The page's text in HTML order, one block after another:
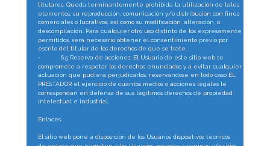
titulares. Queda terminantemente prohibida la utilización de tales
elementos, su reproducción, comunicación y/o distribución con fines
comerciales o lucrativos, así como su modificación, alteración, o
descompilación. Para cualquier otro uso distinto de los expresamente
permitidos, será necesario obtener el consentimiento previo por
escrito del titular de los derechos de que se trate.
•
6.5 Reserva de acciones: El Usuario de este sitio web se
compromete a respetar los derechos enunciados y a evitar cualquier
actuación que pudiera perjudicarlos, reservándose en todo caso EL
PRESTADOR el ejercicio de cuantos medios o acciones legales le
correspondan en defensa de sus legítimos derechos de propiedad
intelectual e industrial.
Enlaces
El sitio web pone a disposición de los Usuarios dispositivos técnicos